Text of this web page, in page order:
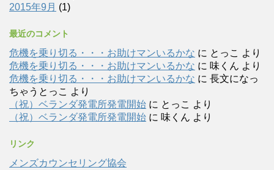
2015年9月 (1)
最近のコメント
危機を乗り切る・・・お助けマンいるかな に とっこ より
危機を乗り切る・・・お助けマンいるかな に 味くん より
危機を乗り切る・・・お助けマンいるかな に 長文になっ
ちゃうとっこ より
（祝）ベランダ発電所発電開始 に とっこ より
（祝）ベランダ発電所発電開始 に 味くん より
リンク
メンズカウンセリング協会